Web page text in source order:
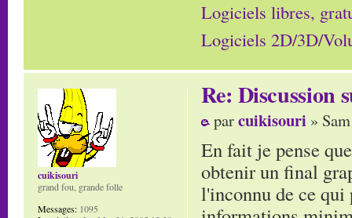
Logiciels libres,
Logiciels 2D/3D/
Re: Discussion
parcuikisouri »
En fait je pense
obtenir un final
l'inconnu de ce qui
cuikisouri
grand fou, grande folle
Messages: 1095